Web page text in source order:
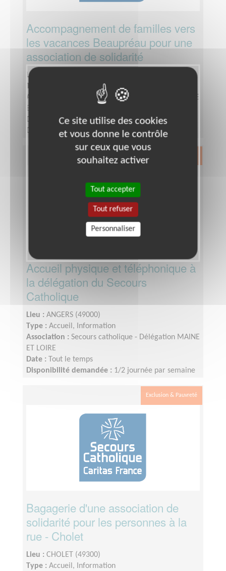
Accompagnement de familles vers
les vacances Beaupréau pour une
association de solidarité
Lieu :
Accueil, Information
Association :
Secours catholique - Délégation MAINE
ET LOIRE
Date :
Tout le temps
Disponibilité demandée :Moyenne d'une à deux
Accueil physique et téléphonique à
la délégation du Secours
Catholique
Lieu : ANGERS (49000)
Type : Accueil, Information
Association : Secours catholique - Délégation MAINE
ET LOIRE
Date :
Tout le temps
Disponibilité demandée : 1/2 journée par semaine
Exclusion & Pauvreté
Bagagerie d'une association de
solidarité pour les personnes à la
rue - Cholet
Lieu : CHOLET (49300)
Type : Accueil, Information
Ce site utilise des cookies
et vous donne le contrôle
sur ceux que vous
souhaitez activer
Tout accepter
Tout refuser
Personnaliser